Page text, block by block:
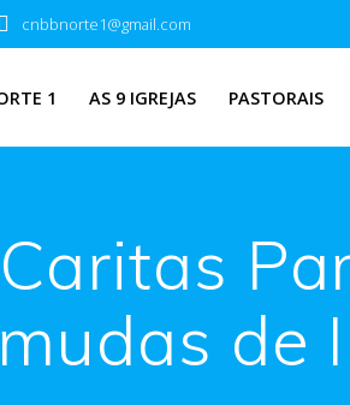
cnbbnorte1@gmail.com
1 AS 9 IGREJAS PASTORAIS
de